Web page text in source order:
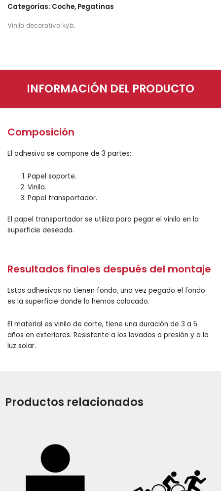
Categorías: Coche, Pegatinas
Vinilo decorativo kyb.
INFORMACIÓN DEL PRODUCTO
Composición
El adhesivo se compone de 3 partes:
Papel soporte.
Vinilo.
Papel transportador.
El papel transportador se utiliza para pegar el vinilo en la
superficie deseada.
Resultados finales después del montaje
Estos adhesivos no tienen fondo, una vez pegado el fondo
es la superficie donde lo hemos colocado.
El material es vinilo de corte, tiene una duración de 3 a 5
años en exteriores. Resistente a los lavados a presión y a la
luz solar.
Productos relacionados